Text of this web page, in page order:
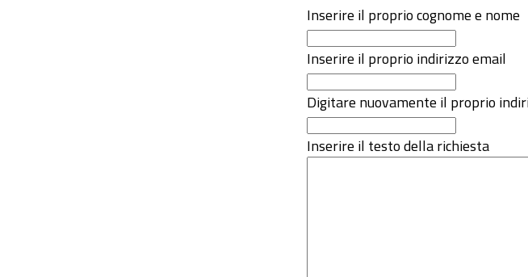
Inserire il proprio cognome e nome
Inserire il proprio indirizzo email
Digitare nuovamente il proprio
Inserire il testo della richiesta